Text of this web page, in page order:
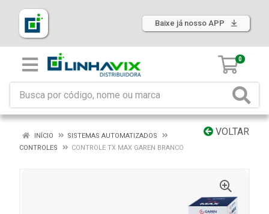
Baixe já nosso APP
0
VOLTAR
INÍCIO
SISTEMAS AUTOMATIZADOS
CONTROLES
CONTROLE TX MAX GAREN BRANCO